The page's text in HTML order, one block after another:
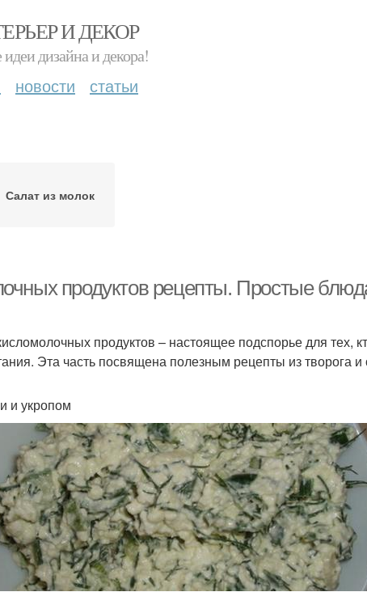
И ДЕКОР
дизайна и декора!
новости статьи
Салат из молок
продуктов рецепты. Простые
продуктов – настоящее подспорье для тех,
Эта часть посвящена полезным рецепты из творога
и укропом